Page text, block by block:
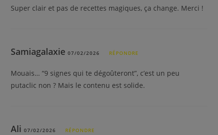
Super clair et pas de recettes magiques, ça change. Merci !
Samiagalaxie07/02/2026 RÉPONDRE
Mouais… “9 signes qui te dégoûteront”, c’est un peu
putaclic non ? Mais le contenu est solide.
Ali07/02/2026 RÉPONDRE